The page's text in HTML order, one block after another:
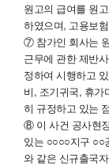
원고의 급여를 원
하였으며, 고용보
⑦ 참가인 회사는
근무에 관한 제반
정하여 시행하고
비, 조기귀국, 휴가
히 규정하고 있는
⑧ 이 사건 공사현
있는 ○○○○지구 ○○
와 같은 신규출국